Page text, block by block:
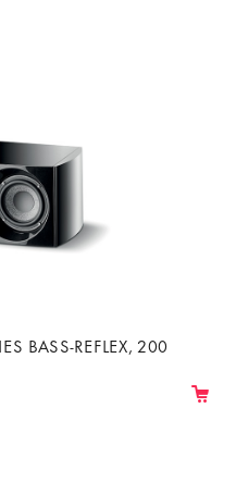
BASS-REFLEX, 200